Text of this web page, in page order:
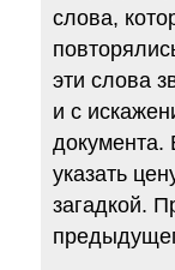
слова,
эти слова
и с
документа.
указать
загадкой.